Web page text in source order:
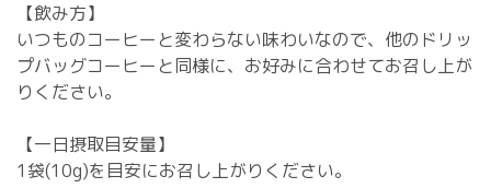
【飲み方】
いつものコーヒーと変わらない味わいなので、他のドリッ
プバッグコーヒーと同様に、お好みに合わせてお召し上が
りください。
【一日摂取目安量】
1袋(10g)を目安にお召し上がりください。